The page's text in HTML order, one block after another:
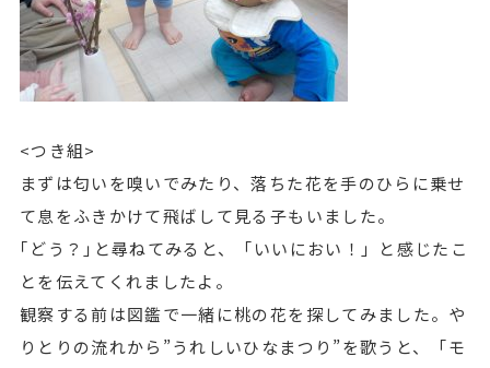
<つき組>
まずは匂いを嗅いでみたり、落ちた花を手のひらに乗せ
て息をふきかけて飛ばして見る子もいました。
｢どう？｣と尋ねてみると、「いいにおい！」と感じたこ
とを伝えてくれましたよ。
観察する前は図鑑で一緒に桃の花を探してみました。や
りとりの流れから”うれしいひなまつり”を歌うと、「モ